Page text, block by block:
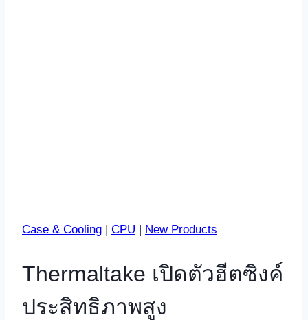
Case & Cooling | CPU | New Products
Thermaltake เปิดตัวฮีตซิงค์
ประสิทธิภาพสูง